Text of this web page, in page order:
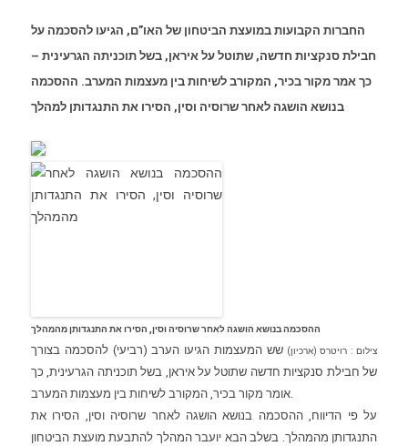
החברות הקבועות במועצת הביטחון של האו”ם, הגיעו להסכמה על
חבילת סנקציות חדשה, שתוטל על איראן, בשל תוכניתה הגרעינית –
כך אמר מקור בכיר, המקורב לשיחות בין מעצמות המערב. ההסכמה
בנושא הושגה לאחר שרוסיה וסין, הסירו את התנגדותן למהלך
ההסכמה בנושא הושגה לאחר שרוסיה וסין, הסירו את התנגדותן מהמהלך
צילום : רויטרס (ארכיון)שש המעצמות הגיעו הערב (רביעי) להסכמה בצורך
של חבילת סנקציות חדשה שתוטל על איראן, בשל תוכניתה הגרעינית, כך
אומר מקור בכיר, המקורב לשיחות בין מעצמות המערב.
על פי הדיווח, ההסכמה בנושא הושגה לאחר שרוסיה וסין, הסירו את
התנגדותן מהמהלך. בשלב הבא יועבר המהלך להתבעת מועצת הביטחון